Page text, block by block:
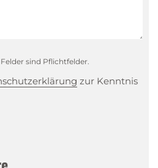
sind Pflichtfelder.
zur Kenntnis